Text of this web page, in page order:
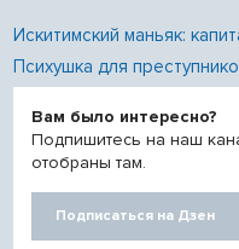
Искитимский маньяк:
Психушка для
Вам было интересно?
Подпишитесь на наш
отобраны там.
Подписаться на Дзен